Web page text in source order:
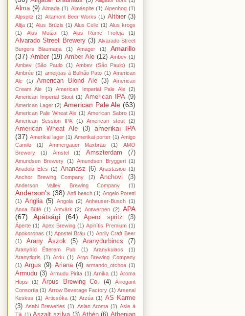
Alma (9) Almada (1) Almáspite (1) Alpenhog (1)
Alpspitz (2) Altamont Beer Works (1) Altbier (3)
Altja (1) Alus Brūzis (1) Alus Celle (1) Alus krogs
(1)
Alus Muiža (1) Alus Rūme Trofeja (1)
Alvarado Street Brewery (3) Alvarado Street
Burgers Blaumaņa
(1) Amager (1)
Amarillo
(37) Amber (19) Amber Ale (12) Ambev (1)
Ambev (São Paulo (1) Ambev (São Paulo)
(1)
Ambrée (2) ameijoas à Bulhão Pato (1) American
Ale
(1) American Blond Ale (3)
American
Cream Ale
(1) American Imperial Pale Ale
(2)
American Imperial Stout (1) American IPA (9)
American Lager (2) American Pale Ale (63)
American Pale Wheat Ale (1) American Sabro (1)
American Session IPA
(1) American stout (2)
American Wheat Ale (3)
amerikai IPA
(37) Amerikai lager (1) Amerikai porter (1) Amigo
Camilo
(1) Ammergauer Maxbräu (1)
AMO
Brewery
(1) Amstel (1) Amszterdam (7)
Amundsen Brewery (1) Amundsen Bryggeri (1)
Anadolu Efes (2) Ananász (6) Anastasiou (1)
Anchor Brewing Company
(2) Anchovi (3)
Anderson Valley Brewing Company (1)
Anderson's (38) Anfi beach (1) Angelo Poretti
(1) Anglia (5) Angola (2) Anheuser-Busch (1)
Anna Büfé (1) Antvärk (2) Antwerpen (2) APA
(67)
Apátsági (64) Aperol spritz (3)
Áperte (1) Apex Brewing (1) Apinītis Premium (1)
Apokoronas (1) Apostel Bräu (1) Aprily Craft Beer
(1)
Arany Ászok (5) Aranydurbincs (7)
Aranyhíd Étterem Pub (1) Aranykulacs
(1)
Aranytigris (1) Ardu (1) Argo Brewing Company
(1) Argus (9) Ariana (4) armando_otchoa (1)
Armudu (3) Armudu Pirita (1) Arnika (1) Aroma
Hops
(1) Ārpus Brewing Co. (4)
Arrogant
Consortia (1) Arrow Beverage Factory (1) Arsenal
Keskus (1) Articsóka (1) Arzúa (1) AS Karme
(3) Asahi Breweries (1) Asian Aroma (1) Asie à
Tik (1) Aszalt szilva (3) Athén (6) Athenian